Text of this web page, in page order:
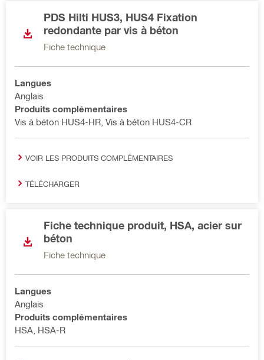
PDS Hilti HUS3, HUS4 Fixation
redondante par vis à béton
Fiche technique
Langues
Anglais
Produits complémentaires
Vis à béton HUS4-HR, Vis à béton HUS4-CR
VOIR LES PRODUITS COMPLÉMENTAIRES
TÉLÉCHARGER
Fiche technique produit, HSA, acier sur
béton
Fiche technique
Langues
Anglais
Produits complémentaires
HSA, HSA-R